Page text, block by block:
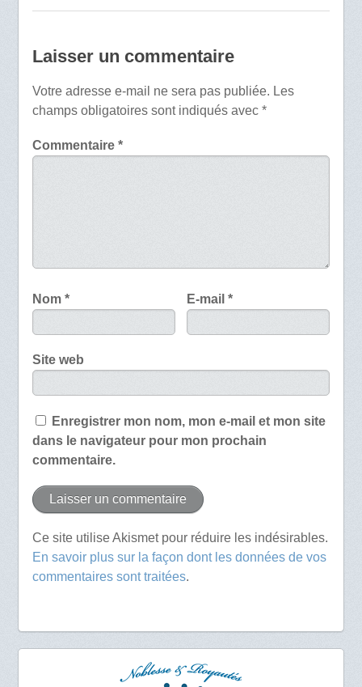
Laisser un commentaire
Votre adresse e-mail ne sera pas publiée. Les
champs obligatoires sont indiqués avec *
Commentaire *
Nom * E-mail*
Site web
Enregistrer mon nom, mon e-mail et mon site
dans le navigateur pour mon prochain
commentaire.
Ce site utilise Akismet pour réduire les indésirables.
En savoir plus sur la façon dont les données de vos
commentaires sont traitées.